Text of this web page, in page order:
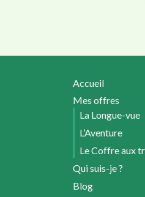
Accueil
Mes offres
La Longue-vue
L’Aventure
Le Coffre aux
Qui suis-je ?
Blog